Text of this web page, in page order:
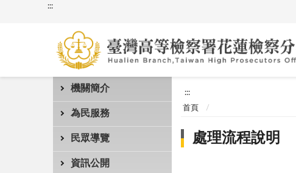
:::
機關簡介
為民服務
民眾導覽
資訊公開
:::
首頁
處理流程說明